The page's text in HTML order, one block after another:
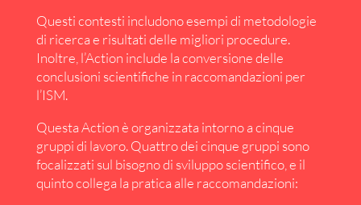
Questi contesti includono esempi di metodologie
di ricerca e risultati delle migliori procedure.
Inoltre, l’Action include la conversione delle
conclusioni scientifiche in raccomandazioni per
l’ISM.
Questa Action è organizzata intorno a cinque
gruppi di lavoro. Quattro dei cinque gruppi sono
focalizzati sul bisogno di sviluppo scientifico, e il
quinto collega la pratica alle raccomandazioni: